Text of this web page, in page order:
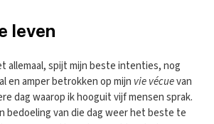
leven
allemaal, spijt mijn beste intenties, nog
en amper betrokken op mijn vie vécuevan
dag waarop ik hooguit vijf mensen sprak.
bedoeling van die dag weer het beste te